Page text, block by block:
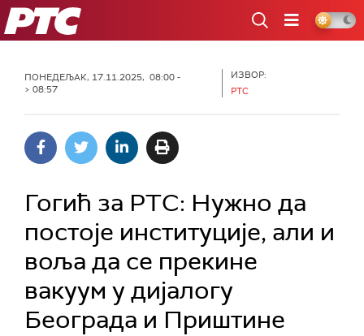
РТС
ПОНЕДЕЉАК, 17.11.2025, 08:00 -
> 08:57
ИЗВОР:
РТС
Гогић за РТС: Нужно да
постоје институције, али и
воља да се прекине
вакуум у дијалогу
Београда и Приштине